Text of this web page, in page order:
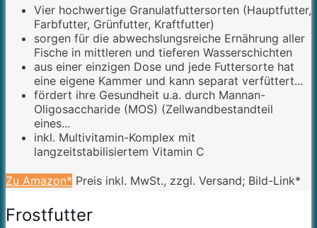
Vier hochwertige Granulatfuttersorten (Hauptfutter,
Farbfutter, Grünfutter, Kraftfutter)
sorgen für die abwechslungsreiche Ernährung aller
Fische in mittleren und tieferen Wasserschichten
aus einer einzigen Dose und jede Futtersorte hat
eine eigene Kammer und kann separat verfüttert...
fördert ihre Gesundheit u.a. durch Mannan-
Oligosaccharide (MOS) (Zellwandbestandteil
eines...
inkl. Multivitamin-Komplex mit
langzeitstabilisiertem Vitamin C
Zu Amazon* Preis inkl. MwSt., zzgl. Versand; Bild-Link*
Frostfutter